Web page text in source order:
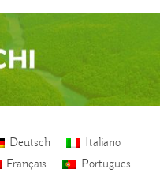
Deutsch
Italiano
Français Português